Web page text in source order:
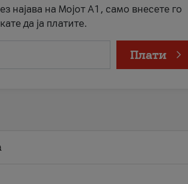
најава на Мојот А1, само внесете го
да ја платите.
Плати